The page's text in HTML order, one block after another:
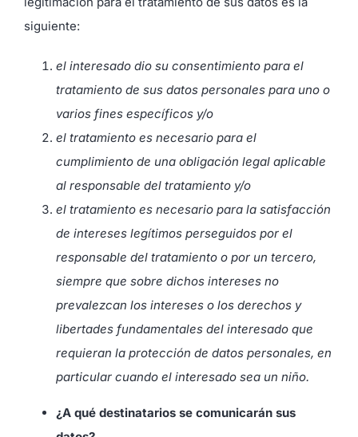
siguiente:
el interesado dio su consentimiento para el
tratamiento de sus datos personales para uno o
varios fines específicos y/o
el tratamiento es necesario para el
cumplimiento de una obligación legal aplicable
al responsable del tratamiento y/o
el tratamiento es necesario para la satisfacción
de intereses legítimos perseguidos por el
responsable del tratamiento o por un tercero,
siempre que sobre dichos intereses no
prevalezcan los intereses o los derechos y
libertades fundamentales del interesado que
requieran la protección de datos personales, en
particular cuando el interesado sea un niño.
¿A qué destinatarios se comunicarán sus